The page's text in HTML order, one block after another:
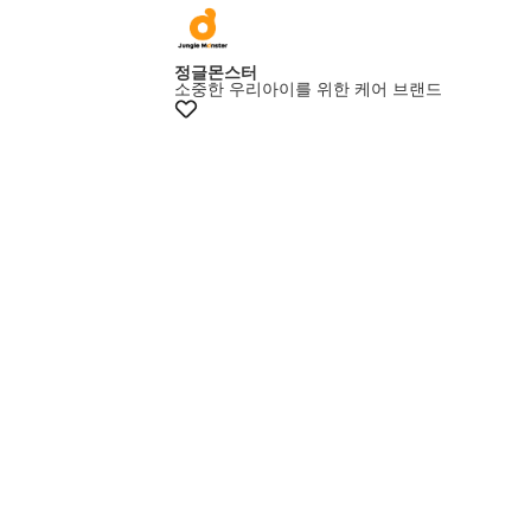
+15% 쿠폰
정글몬스터
소중한 우리아이를 위한 케어 브랜드